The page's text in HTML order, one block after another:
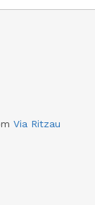
Via Ritzau